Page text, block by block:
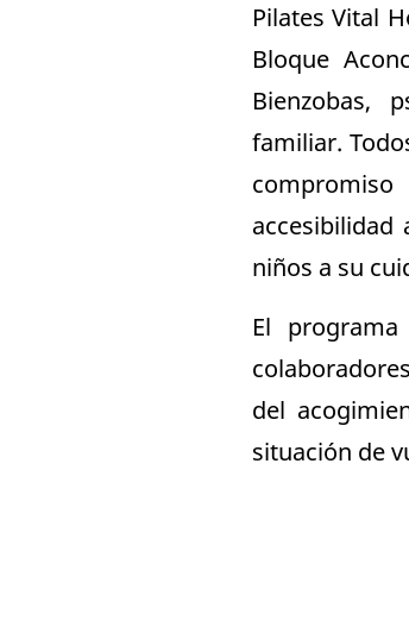
Pilates Vital
Bloque
Bienzobas,
familiar.
niños a su
El
del
situación de